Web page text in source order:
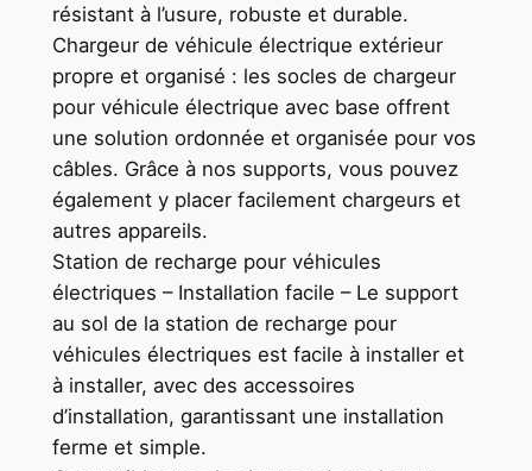
résistant à l’usure, robuste et durable.
Chargeur de véhicule électrique extérieur
propre et organisé : les socles de chargeur
pour véhicule électrique avec base offrent
une solution ordonnée et organisée pour vos
câbles. Grâce à nos supports, vous pouvez
également y placer facilement chargeurs et
autres appareils.
Station de recharge pour véhicules
électriques – Installation facile – Le support
au sol de la station de recharge pour
véhicules électriques est facile à installer et
à installer, avec des accessoires
d’installation, garantissant une installation
ferme et simple.